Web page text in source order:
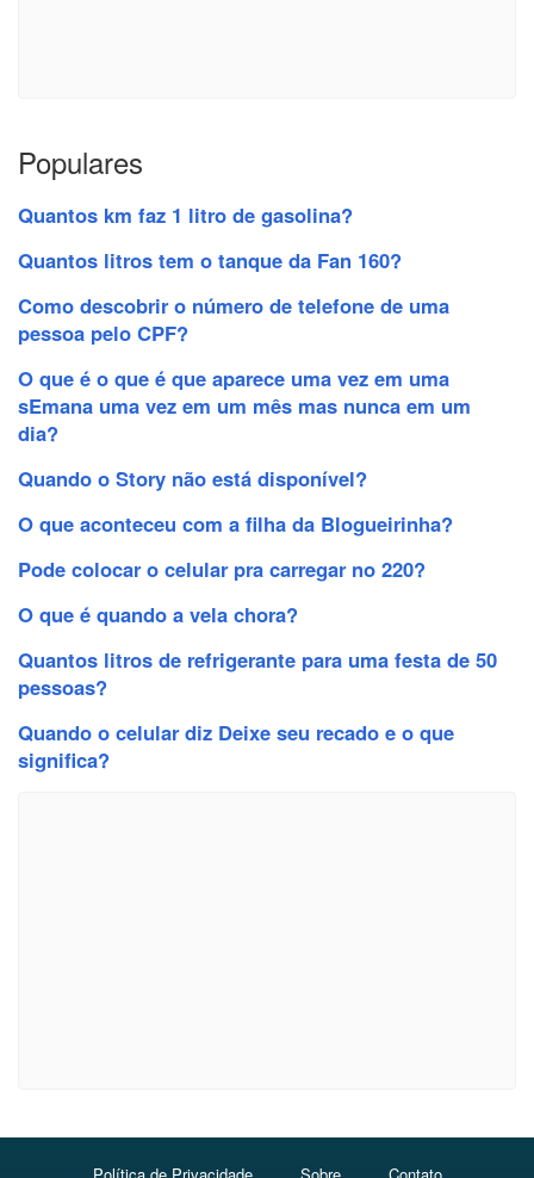
Populares
Quantos km faz 1 litro de gasolina?
Quantos litros tem o tanque da Fan 160?
Como descobrir o número de telefone de uma
pessoa pelo CPF?
O que é o que é que aparece uma vez em uma
sEmana uma vez em um mês mas nunca em um
dia?
Quando o Story não está disponível?
O que aconteceu com a filha da Blogueirinha?
Pode colocar o celular pra carregar no 220?
O que é quando a vela chora?
Quantos litros de refrigerante para uma festa de 50
pessoas?
Quando o celular diz Deixe seu recado e o que
significa?